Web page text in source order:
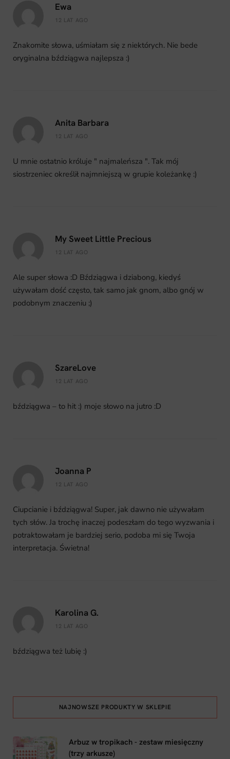
Ewa
12 LAT AGO
Znakomite słowa, uśmiałam się z niektórych. Nie bede
oryginalna bździągwa najlepsza :)
Anita Barbara
12 LAT AGO
U mnie ostatnio króluje " najmaleńsza ". Tak mój
siostrzeniec określił najmniejszą w grupie koleżankę :)
My Sweet Little Precious
12 LAT AGO
Ale super słowa :D Bździągwa i dziabong, kiedyś
używałam dość często, tak samo jak gnom, albo gnój w
podobnym znaczeniu ;)
SzareLove
12 LAT AGO
bździągwa – to hit :) moje słowo na jutro :D
Joanna P
12 LAT AGO
Ciupcianie i bździągwa! Super, jak dawno nie używałam
tych słów. Ja trochę inaczej podeszłam do tego wyzwania i
potraktowałam je bardziej serio, podoba mi się Twoja
interpretacja. Świetna!
Karolina G.
12 LAT AGO
bździągwa też lubię :)
NAJNOWSZE PRODUKTY W SKLEPIE
Arbuz w tropikach - zestaw miesięczny
(trzy arkusze)